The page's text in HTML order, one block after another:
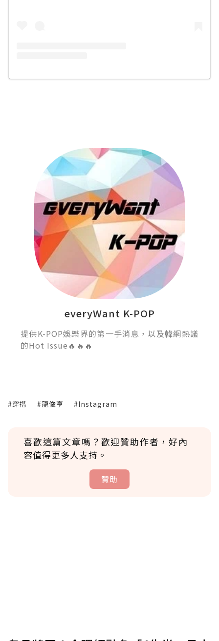
everyWant K-POP
提供K-POP娛樂界的第一手消息，以及韓網熱議
的Hot Issue🔥🔥🔥
#穿搭 #龍俊亨 #Instagram
喜歡這篇文章嗎？歡迎贊助作者，好內
容值得更多人支持。
贊助